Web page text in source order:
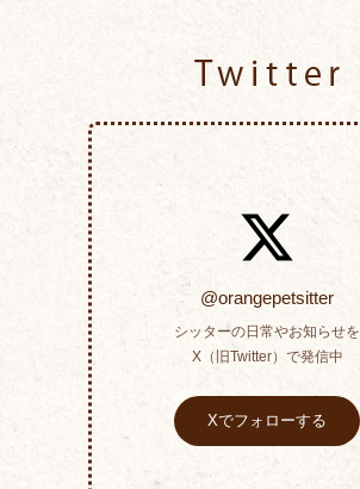
@orangepetsitter
シッターの日常やお知らせを
X（旧Twitter）で発信中
Xでフォローする